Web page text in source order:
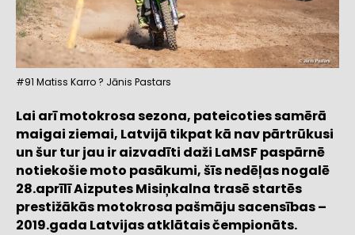
#91 Matiss Karro ? Jānis Pastars
Lai arī motokrosa sezona, pateicoties samērā
maigai ziemai, Latvijā tikpat kā nav pārtrūkusi
un šur tur jau ir aizvadīti daži LaMSF paspārnē
notiekošie moto pasākumi, šīs nedēļas nogalē
28.aprīlī Aizputes Misiņkalna trasē startēs
prestižākās motokrosa pašmāju sacensības –
2019.gada Latvijas atklātais čempionāts.